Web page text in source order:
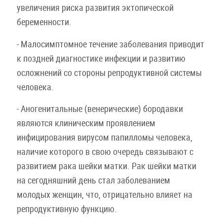
увеличения риска развития эктопической
беременности.
- Малосимптомное течение заболевания приводит
к поздней диагностике инфекции и развитию
осложнений со стороны репродуктивной системы
человека.
- Аногенитальные (венерические) бородавки
являются клиническим проявлением
инфицирования вирусом папилломы человека,
наличие которого в свою очередь связывают с
развитием рака шейки матки. Рак шейки матки
на сегодняшний день стал заболеванием
молодых женщин, что, отрицательно влияет на
репродуктивную функцию.